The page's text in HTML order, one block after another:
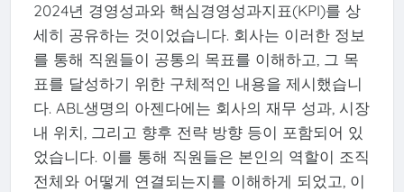
2024년 경영성과와 핵심경영성과지표(KPI)를 상
세히 공유하는 것이었습니다. 회사는 이러한 정보
를 통해 직원들이 공통의 목표를 이해하고, 그 목
표를 달성하기 위한 구체적인 내용을 제시했습니
다. ABL생명의 아젠다에는 회사의 재무 성과, 시장
내 위치, 그리고 향후 전략 방향 등이 포함되어 있
었습니다. 이를 통해 직원들은 본인의 역할이 조직
전체와 어떻게 연결되는지를 이해하게 되었고, 이